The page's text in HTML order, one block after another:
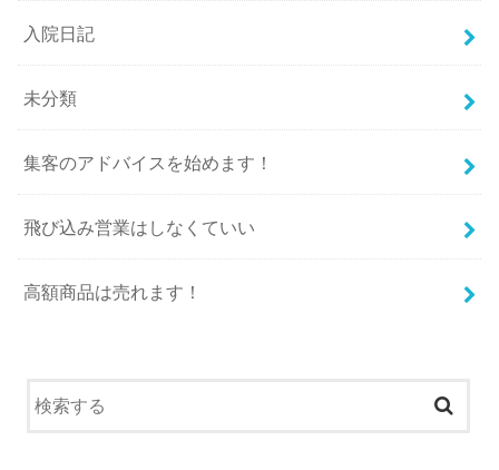
入院日記
未分類
集客のアドバイスを始めます！
飛び込み営業はしなくていい
高額商品は売れます！